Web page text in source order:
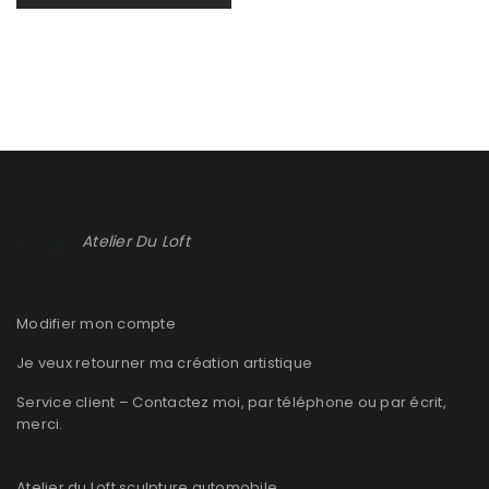
Atelier Du Loft
Modifier mon compte
Je veux retourner ma création artistique
Service client – Contactez moi, par téléphone ou par écrit,
merci.